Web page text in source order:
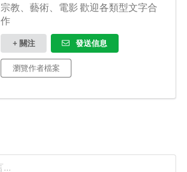
宗教、藝術、電影 歡迎各類型文字合
作
+ 關注 發送信息
瀏覽作者檔案